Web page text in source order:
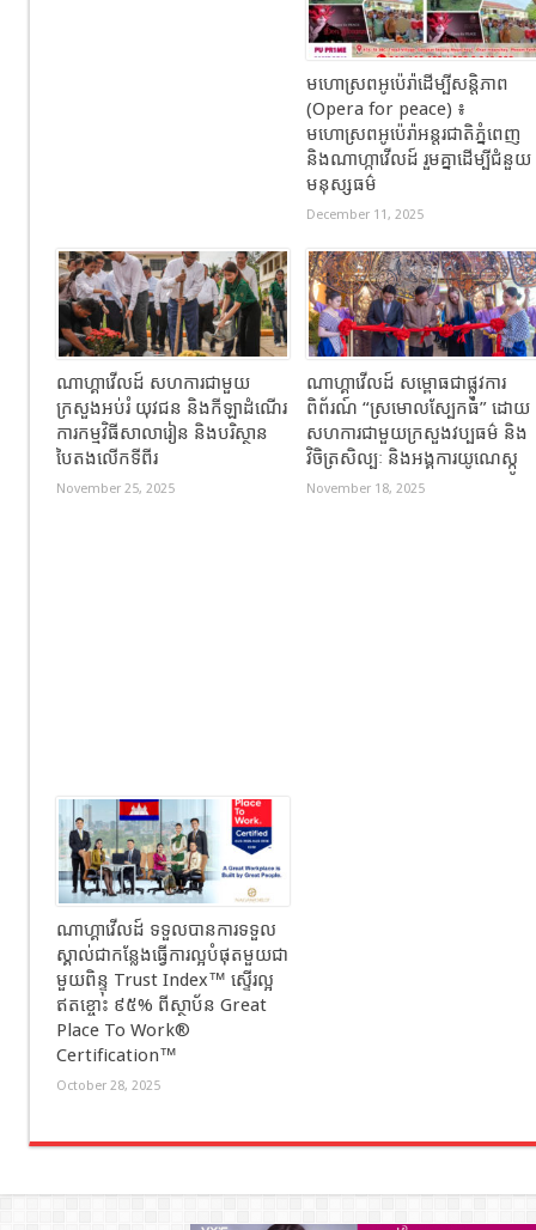
មហោស្រពអូប៉េរ៉ាដើម្បីសន្តិភាព
(Opera for peace) ៖
មហោស្រពអូប៉េរ៉ាអន្តរជាតិភ្នំពេញ
និងណាហ្កាវើលដ៍ រួមគ្នាដើម្បីជំនួយ
មនុស្សធម៌
December 11, 2025
ណាហ្គាវើលដ៍ សហការជាមួយ
ក្រសួងអប់រំ យុវជន និងកីឡាដំណើរ
ការកម្មវិធីសាលារៀន និងបរិស្ថាន
បៃតងលើកទីពីរ
November 25, 2025
ណាហ្គាវើលដ៍ សម្ពោធជាផ្លូវការ
ពិព័រណ៍ “ស្រមោលស្បែកធំ” ដោយ
សហការជាមួយក្រសួងវប្បធម៌ និង
វិចិត្រសិល្បៈ និងអង្គការយូណេស្កូ
November 18, 2025
ណាហ្គាវើលដ៍ ទទួលបានការទទួល
ស្គាល់ជាកន្លែងធ្វើការល្អបំផុតមួយជា
មួយពិន្ទុ Trust Index™ ស្ទើរល្អ
ឥតខ្ចោះ ៩៥% ពីស្ថាប័ន Great
Place To Work®
Certification™
October 28, 2025